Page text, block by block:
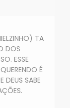
TA
DOS
ESSE
É
DEUS SABE